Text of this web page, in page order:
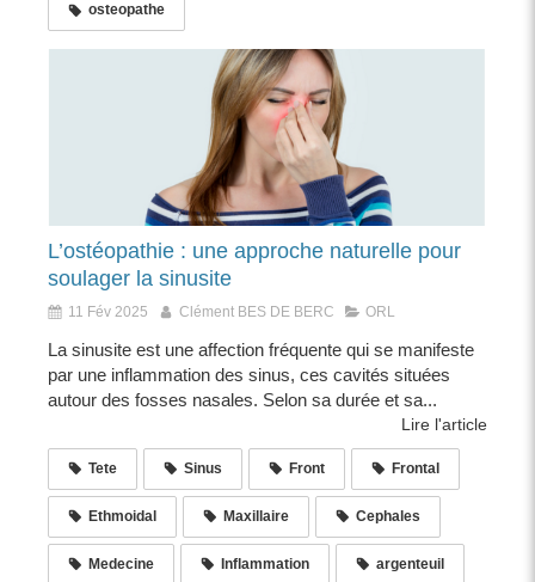
osteopathe
L’ostéopathie : une approche naturelle pour
soulager la sinusite
11 Fév 2025 Clément BES DE BERC ORL
La sinusite est une affection fréquente qui se manifeste
par une inflammation des sinus, ces cavités situées
autour des fosses nasales. Selon sa durée et sa...
Lire l'article
Tete Sinus Front Frontal
Ethmoidal Maxillaire Cephales
Medecine Inflammation argenteuil